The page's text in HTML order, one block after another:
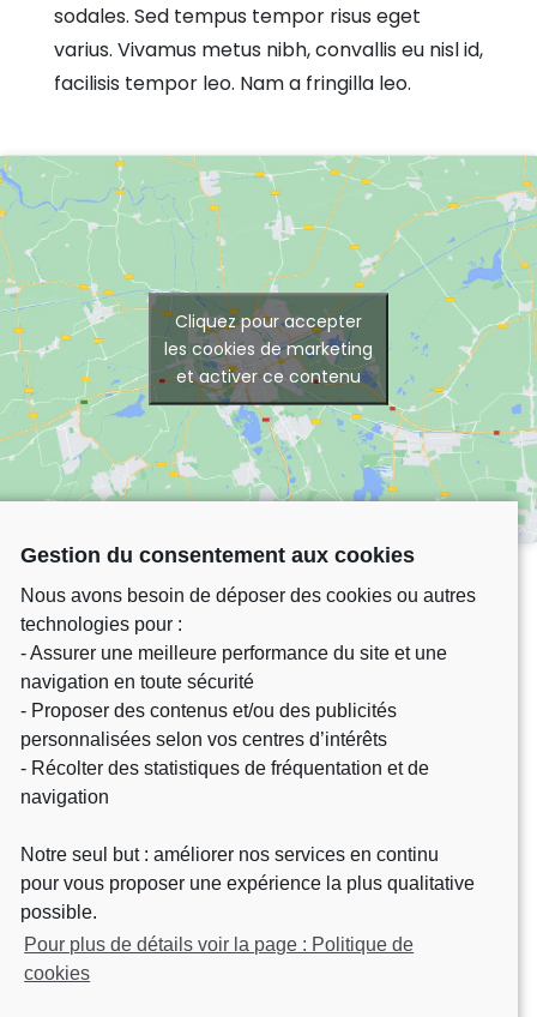
sodales. Sed tempus tempor risus eget
varius. Vivamus metus nibh, convallis eu nisl id,
facilisis tempor leo. Nam a fringilla leo.
Cliquez pour accepter
les cookies de marketing
et activer ce contenu
Château Martinon – départementale 230
33540 Gornac
Tél. : 05 56 61 97 09
Gestion du consentement aux cookies
Nous avons besoin de déposer des cookies ou autres
technologies pour :
- Assurer une meilleure performance du site et une
navigation en toute sécurité
- Proposer des contenus et/ou des publicités
personnalisées selon vos centres d’intérêts
- Récolter des statistiques de fréquentation et de
navigation
Notre seul but : améliorer nos services en continu
pour vous proposer une expérience la plus qualitative
possible.
Pour plus de détails voir la page : Politique de
cookies